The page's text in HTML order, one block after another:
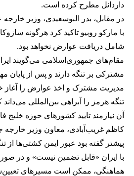
داردانل مطرح کرده است.
در مقابل، بدر البوسعیدی، وزیر خارجه
با مارکو روبیو تاکید کرد هرگونه
شامل دریافت عوارض نخواهد بود.
مقام‌های جمهوری‌اسلامی می‌گویند
مدیریت مشترک و اخذ عوارض را آغاز
تنگه هرمز را آبراهی بین‌المللی می‌داند
آن نیازمند تایید کشورهای حوزه
کاظم غریب‌آبادی، معاون وزیر خارجه
پیشتر گفته بود عبور ایمن کشتی‌ها از
با ایران «قابل تضمین نیست» و در
هماهنگی، ممکن است مسیرهای